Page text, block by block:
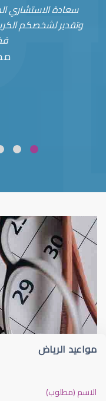
سعادة الاستشاري
وتقدير لشخصكم
قلوبال ضعف نظر
مواعيد الرياض
الاسم (مطلوب)